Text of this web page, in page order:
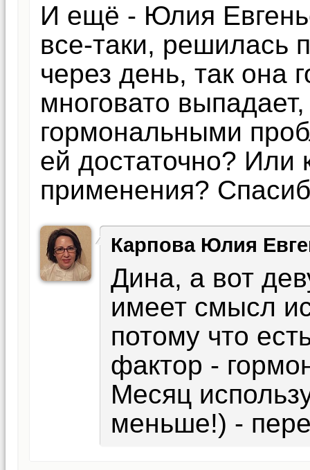
И ещё - Юлия
все-таки, решилась
через день, так она
многовато
гормональными
ей достаточно? Или
применения?
Карпова Юлия
Дина, а вот
имеет смысл
потому что
фактор -
Месяц
меньше!) -